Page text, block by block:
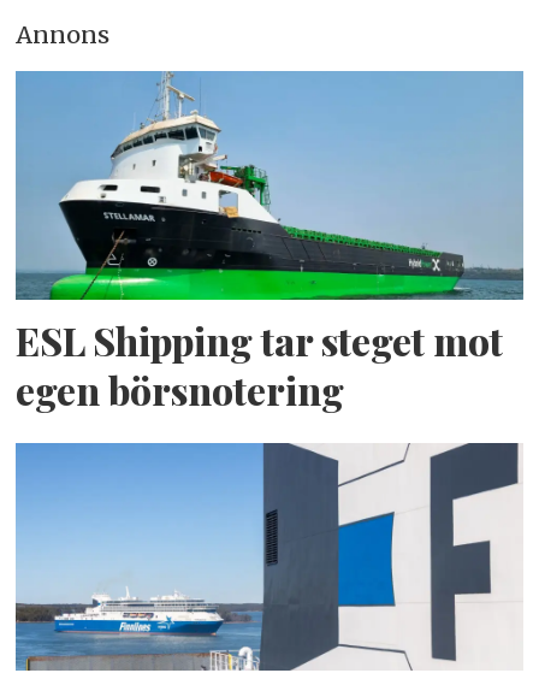
Annons
ESL Shipping tar steget mot
egen börsnotering